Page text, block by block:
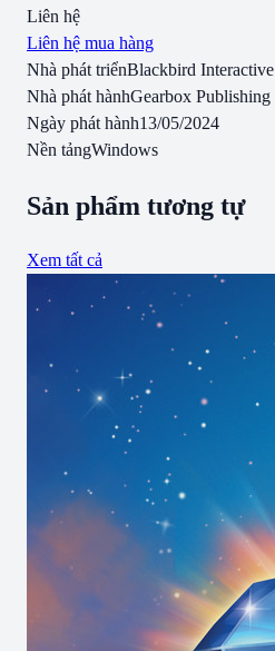
Liên hệ
Liên hệ mua hàng
Nhà phát triểnBlackbird Interactive
Nhà phát hànhGearbox Publishing
Ngày phát hành13/05/2024
Nền tảngWindows
Sản phẩm tương tự
Xem tất cả